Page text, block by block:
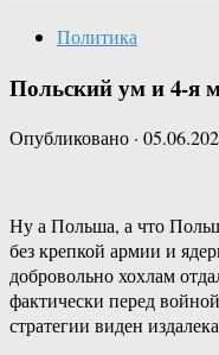
Политика
Польский ум и 4-я
Опубликовано ·
Ну а Польша, а что
без крепкой армии и
добровольно хохлам
фактически перед
стратегии виден